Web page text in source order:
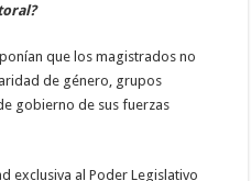
que los magistrados no
de género, grupos
gobierno de sus fuerzas
exclusiva al Poder Legislativo